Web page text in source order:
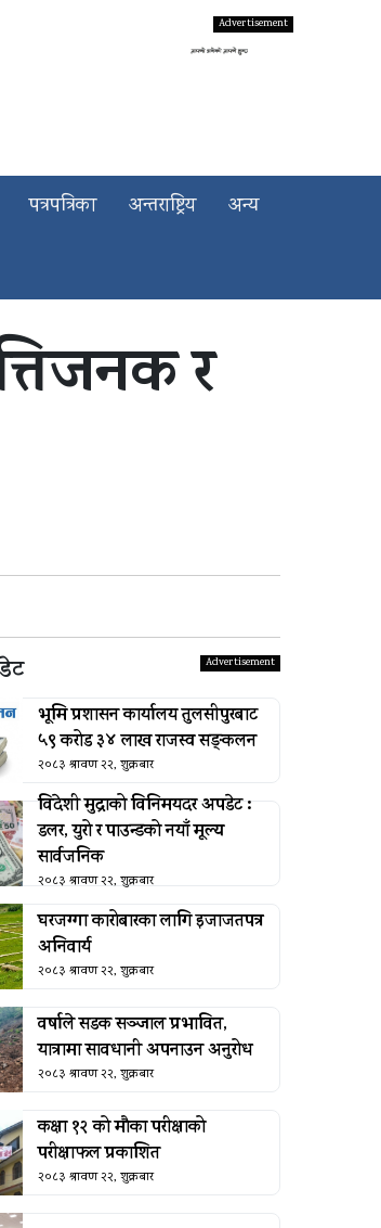
पत्रपत्रिका अन्तराष्ट्रिय अन्य
र
भूमि प्रशासन कार्यालय तुलसीपुरबाट
५९ करोड ३४ लाख राजस्व सङ्कलन
२०८३ श्रावण २२, शुक्रबार
विदेशी मुद्राको विनिमयदर अपडेट :
डलर, युरो र पाउन्डको नयाँ मूल्य
सार्वजनिक
२०८३ श्रावण २२, शुक्रबार
घरजग्गा कारोबारका लागि इजाजतपत्र
अनिवार्य
२०८३ श्रावण २२, शुक्रबार
वर्षाले सडक सञ्जाल प्रभावित,
यात्रामा सावधानी अपनाउन अनुरोध
२०८३ श्रावण २२, शुक्रबार
कक्षा १२ को मौका परीक्षाको
परीक्षाफल प्रकाशित
२०८३ श्रावण २२, शुक्रबार